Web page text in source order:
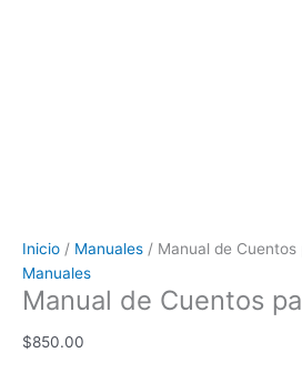
Inicio / Manuales / Manual de
Manuales
Manual de Cuentos
$850.00